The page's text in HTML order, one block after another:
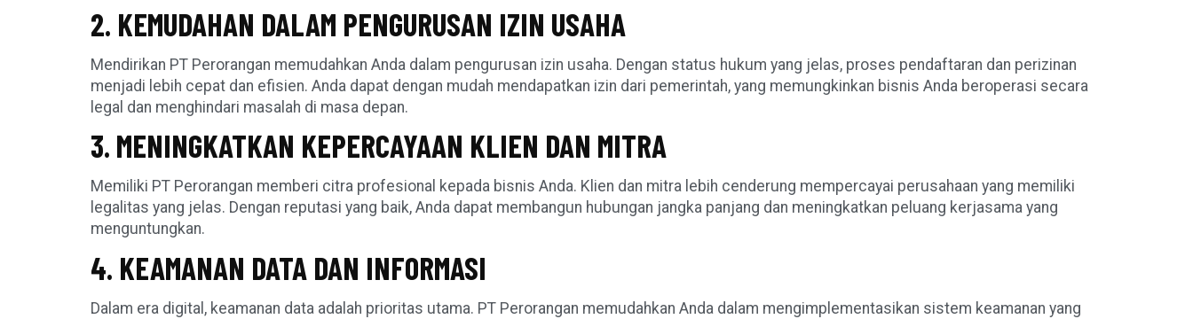
2. KEMUDAHAN DALAM PENGURUSAN IZIN USAHA
Mendirikan PT Perorangan memudahkan Anda dalam pengurusan izin usaha. Dengan status hukum yang jelas, proses pendaftaran dan perizinan
menjadi lebih cepat dan efisien. Anda dapat dengan mudah mendapatkan izin dari pemerintah, yang memungkinkan bisnis Anda beroperasi secara
legal dan menghindari masalah di masa depan.
3. MENINGKATKAN KEPERCAYAAN KLIEN DAN MITRA
Memiliki PT Perorangan memberi citra profesional kepada bisnis Anda. Klien dan mitra lebih cenderung mempercayai perusahaan yang memiliki
legalitas yang jelas. Dengan reputasi yang baik, Anda dapat membangun hubungan jangka panjang dan meningkatkan peluang kerjasama yang
menguntungkan.
4. KEAMANAN DATA DAN INFORMASI
Dalam era digital, keamanan data adalah prioritas utama. PT Perorangan memudahkan Anda dalam mengimplementasikan sistem keamanan yang